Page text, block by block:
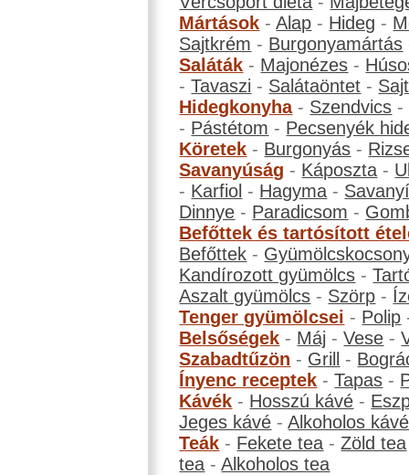
Mártások -Alap - Hideg -
Sajtkrém - Burgonyamártás
Saláták - Majonézes -
-Tavaszi - Salátaöntet -
Hidegkonyha- Szendvics -
- Pástétom - Pecsenyék
Köretek - Burgonyás -
Savanyúság - Káposzta -
- Karfiol - Hagyma -
Dinnye - Paradicsom -
Befőttek és tartósított
Befőttek -
Kandírozott gyümölcs -
Aszalt gyümölcs - Szörp -
Tenger gyümölcsei - Polip
Belsőségek - Máj -Vese -
Szabadtűzön - Grill -
Ínyenc receptek -Tapas -
Kávék - Hosszú kávé -
Jeges kávé -Alkoholos kávé
Teák - Fekete tea -Zöld tea
tea -Alkoholos tea